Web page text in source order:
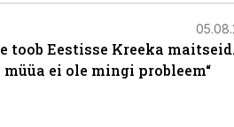
toob Eestisse Kreeka
ei ole mingi probleem“